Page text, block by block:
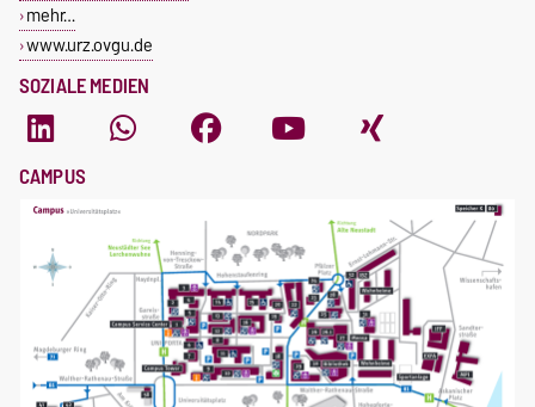
SOZIALE MEDIEN
mehr…
www.urz.ovgu.de
CAMPUS